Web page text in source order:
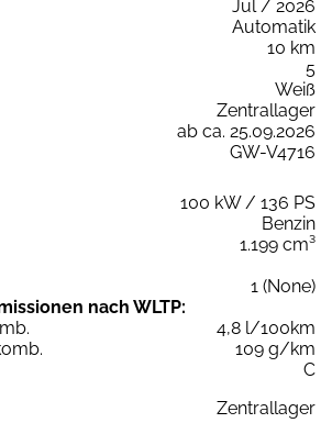
Jul / 2026
Automatik
10 km
5
Weiß
Zentrallager
ab ca. 25.09.2026
GW-V4716
100 kW / 136 PS
Benzin
1.199 cm³
1 (None)
nach WLTP:
4,8 l/100km
109 g/km
C
Zentrallager